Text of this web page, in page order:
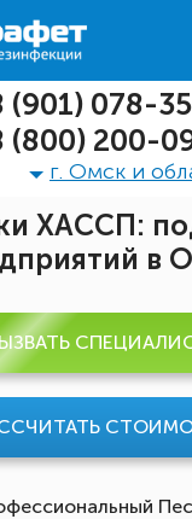
(901) 078-
(800) 200-
г. Омск и
ХАССП:
в